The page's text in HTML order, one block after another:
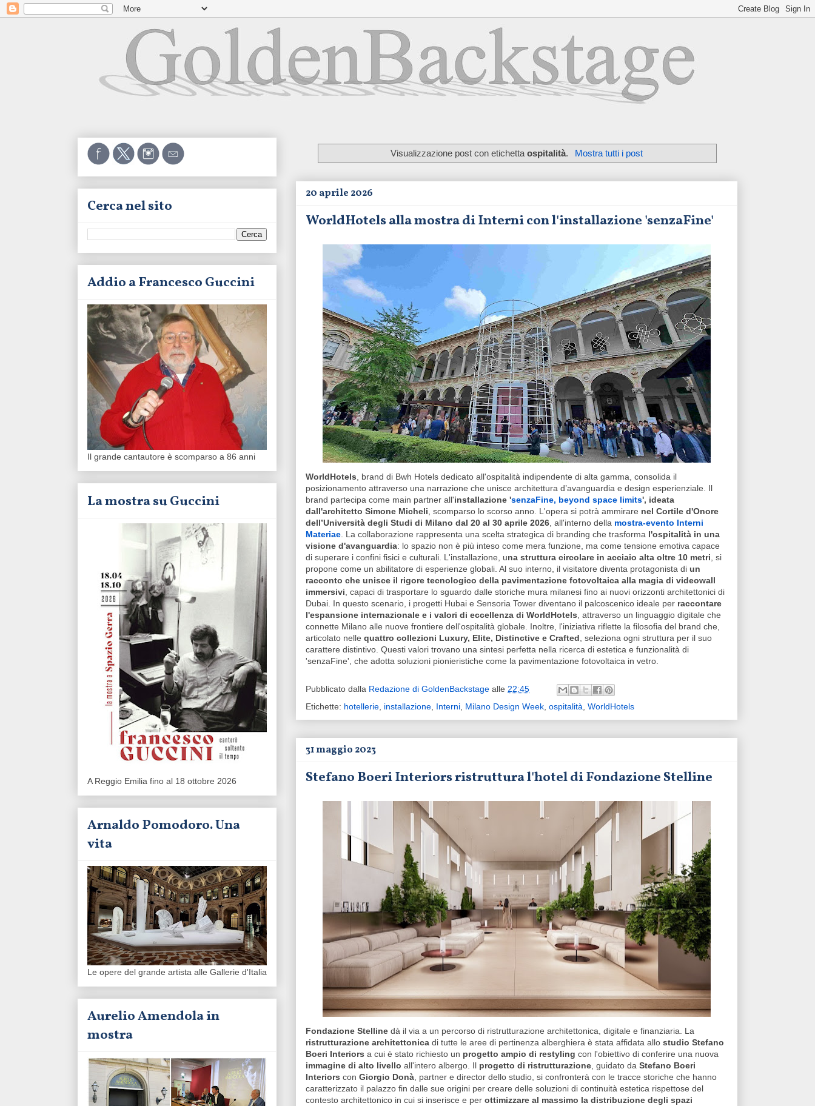
Visualizzazione post con etichettaospitalità. Mostra tutti i post
20 aprile 2026
WorldHotels alla mostra di Interni con l'installazione 'senzaFine'
WorldHotels, brand di Bwh Hotels dedicato all'ospitalità indipendente di alta gamma, consolida il
posizionamento attraverso una narrazione che unisce architettura d’avanguardia e design esperienziale. Il
brand partecipa come main partner all'installazione 'senzaFine, beyond space limits', ideata
dall'architetto Simone Micheli, scomparso lo scorso anno. L'opera si potrà ammirare nel Cortile d'Onore
dell’Università degli Studi di Milano dal 20 al 30 aprile 2026, all'interno della mostra-evento Interni
Materiae. La collaborazione rappresenta una scelta strategica di branding che trasforma l'ospitalità in una
visione d'avanguardia: lo spazio non è più inteso come mera funzione, ma come tensione emotiva capace
di superare i confini fisici e culturali. L'installazione, una struttura circolare in acciaio alta oltre 10 metri, si
propone come un abilitatore di esperienze globali. Al suo interno, il visitatore diventa protagonista di un
racconto che unisce il rigore tecnologico della pavimentazione fotovoltaica alla magia di videowall
immersivi, capaci di trasportare lo sguardo dalle storiche mura milanesi fino ai nuovi orizzonti architettonici di
Dubai. In questo scenario, i progetti Hubai e Sensoria Tower diventano il palcoscenico ideale per raccontare
l'espansione internazionale e i valori di eccellenza di WorldHotels, attraverso un linguaggio digitale che
connette Milano alle nuove frontiere dell'ospitalità globale. Inoltre, l'iniziativa riflette la filosofia del brand che,
articolato nelle quattro collezioni Luxury, Elite, Distinctive e Crafted, seleziona ogni struttura per il suo
carattere distintivo. Questi valori trovano una sintesi perfetta nella ricerca di estetica e funzionalità di
'senzaFine', che adotta soluzioni pionieristiche come la pavimentazione fotovoltaica in vetro.
Pubblicato dalla Redazione di GoldenBackstage alle 22:45
Etichette: hotellerie, installazione, Interni, Milano Design Week, ospitalità, WorldHotels
31 maggio 2023
Stefano Boeri Interiors ristruttura l'hotel di Fondazione Stelline
Fondazione Stelline dà il via a un percorso di ristrutturazione architettonica, digitale e finanziaria. La
ristrutturazione architettonica di tutte le aree di pertinenza alberghiera è stata affidata allo studio Stefano
Boeri Interiors a cui è stato richiesto un progetto ampio di restyling con l'obiettivo di conferire una nuova
immagine di alto livello all'intero albergo. Il progetto di ristrutturazione, guidato da Stefano Boeri
Interiors con Giorgio Donà, partner e director dello studio, si confronterà con le tracce storiche che hanno
caratterizzato il palazzo fin dalle sue origini per creare delle soluzioni di continuità estetica rispettose del
contesto architettonico in cui si inserisce e per ottimizzare al massimo la distribuzione degli spazi
Cerca nel sito
Addio a Francesco Guccini
Il grande cantautore è scomparso a 86 anni
La mostra su Guccini
A Reggio Emilia fino al 18 ottobre 2026
Arnaldo Pomodoro. Una
vita
Le opere del grande artista alle Gallerie d'Italia
Aurelio Amendola in
mostra